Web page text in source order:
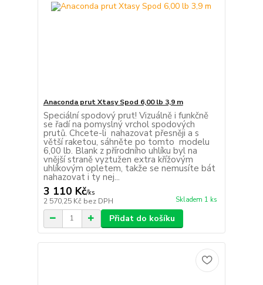
Anaconda prut Xtasy Spod 6,00 lb 3,9 m
Speciální spodový prut! Vizuálně i funkčně
se řadí na pomyslný vrchol spodových
prutů. Chcete-li nahazovat přesněji a s
větší raketou, sáhněte po tomto modelu
6,00 lb. Blank z přírodního uhlíku byl na
vnější straně vyztužen extra křížovým
uhlíkovým opletem, takže se nemusíte bát
nahazovat i ty nej...
3 110 Kč/ks
2 570,25 Kč bez DPH Skladem 1 ks
Přidat do košíku